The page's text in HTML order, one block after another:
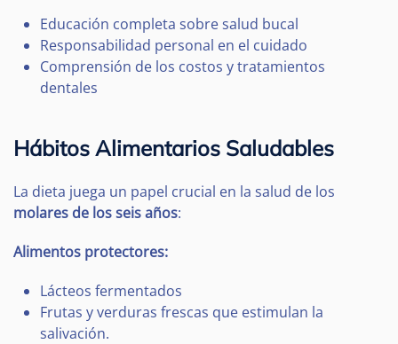
Educación completa sobre salud bucal
Responsabilidad personal en el cuidado
Comprensión de los costos y tratamientos
dentales
Hábitos Alimentarios Saludables
La dieta juega un papel crucial en la salud de los
molares de los seis años:
Alimentos protectores:
Lácteos fermentados
Frutas y verduras frescas que estimulan la
salivación.